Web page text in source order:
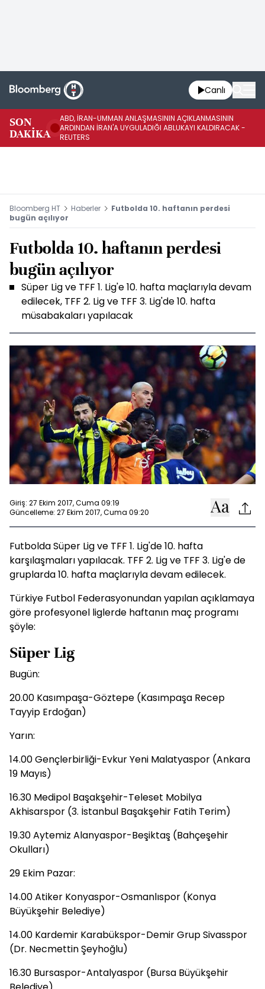
Canlı
SON
DAKİKA
ABD, İRAN-UMMAN ANLAŞMASININ AÇIKLANMASININ
ARDINDAN İRAN'A UYGULADIĞI ABLUKAYI KALDIRACAK -
REUTERS
Bloomberg HT Haberler
Futbolda 10. haftanın perdesi
bugün açılıyor
Futbolda 10. haftanın perdesi
bugün açılıyor
Süper Lig ve TFF 1. Lig'e 10. hafta maçlarıyla devam
edilecek, TFF 2. Lig ve TFF 3. Lig'de 10. hafta
müsabakaları yapılacak
Giriş: 27 Ekim 2017, Cuma 09:19
Güncelleme: 27 Ekim 2017, Cuma 09:20
Futbolda Süper Lig ve TFF 1. Lig'de 10. hafta
karşılaşmaları yapılacak. TFF 2. Lig ve TFF 3. Lig'e de
gruplarda 10. hafta maçlarıyla devam edilecek.
Türkiye Futbol Federasyonundan yapılan açıklamaya
göre profesyonel liglerde haftanın maç programı
şöyle:
Süper Lig
Bugün:
20.00 Kasımpaşa-Göztepe (Kasımpaşa Recep
Tayyip Erdoğan)
Yarın:
14.00 Gençlerbirliği-Evkur Yeni Malatyaspor (Ankara
19 Mayıs)
16.30 Medipol Başakşehir-Teleset Mobilya
Akhisarspor (3. İstanbul Başakşehir Fatih Terim)
19.30 Aytemiz Alanyaspor-Beşiktaş (Bahçeşehir
Okulları)
29 Ekim Pazar:
14.00 Atiker Konyaspor-Osmanlıspor (Konya
Büyükşehir Belediye)
14.00 Kardemir Karabükspor-Demir Grup Sivasspor
(Dr. Necmettin Şeyhoğlu)
16.30 Bursaspor-Antalyaspor (Bursa Büyükşehir